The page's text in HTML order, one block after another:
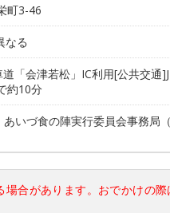
町3-46
なる
「会津若松」IC利用[公共交通
約10分
いづ食の陣実行委員会事務局
合があります。おでかけの